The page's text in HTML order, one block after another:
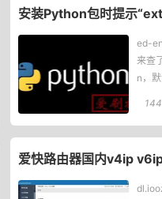
安装Python包时提示
ed-
来查
n，
144
爱快路由器国内v4ip